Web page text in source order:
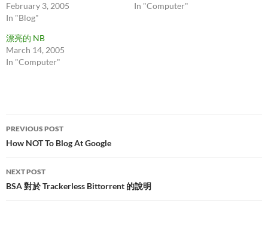
February 3, 2005
In "Blog"
In "Computer"
漂亮的 NB
March 14, 2005
In "Computer"
Post
navigation
PREVIOUS POST
How NOT To Blog At Google
NEXT POST
BSA 對於 Trackerless Bittorrent 的說明